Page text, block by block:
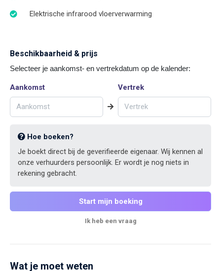
Elektrische infrarood vloerverwarming
Beschikbaarheid & prijs
Selecteer je aankomst- en vertrekdatum op de kalender:
Aankomst Vertrek
Hoe boeken?
Je boekt direct bij de geverifieerde eigenaar. Wij kennen al
onze verhuurders persoonlijk. Er wordt je nog niets in
rekening gebracht.
Start mijn boeking
Ik heb een vraag
Wat je moet weten